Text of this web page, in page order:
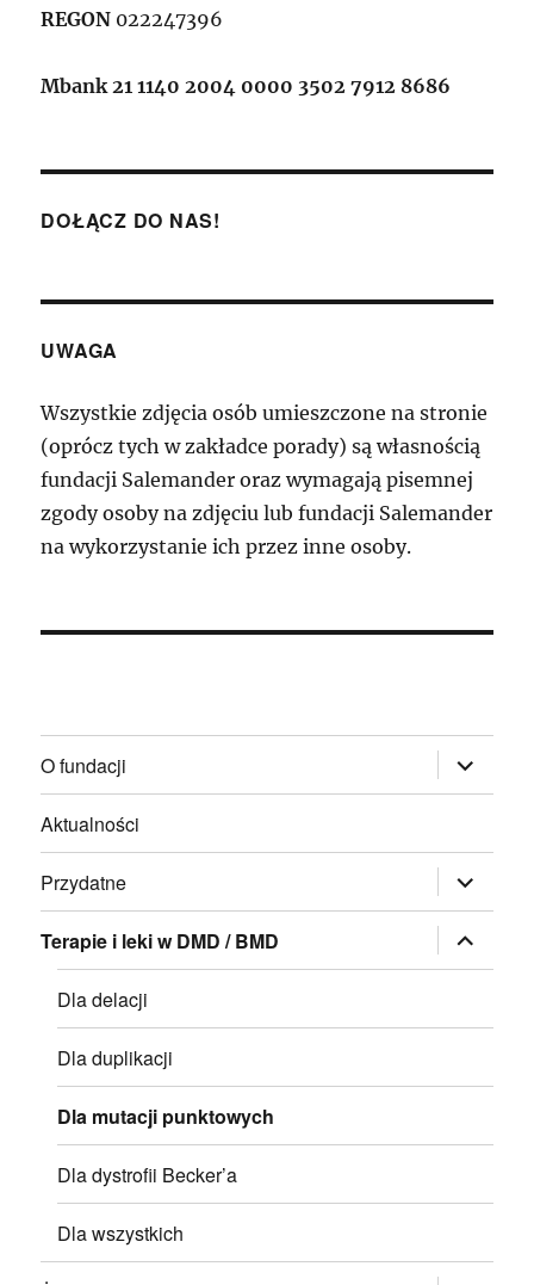
REGON 022247396
Mbank 21 1140 2004 0000 3502 7912 8686
DOŁĄCZ DO NAS!
UWAGA
Wszystkie zdjęcia osób umieszczone na stronie
(oprócz tych w zakładce porady) są własnością
fundacji Salemander oraz wymagają pisemnej
zgody osoby na zdjęciu lub fundacji Salemander
na wykorzystanie ich przez inne osoby.
O fundacji rozwiń
menu
potomne
Aktualności
Przydatne rozwiń
menu
potomne
Terapie i leki w DMD / BMD
rozwiń
menu
potomne
Dla delacji
Dla duplikacji
Dla mutacji punktowych
Dla dystrofii Becker’a
Dla wszystkich